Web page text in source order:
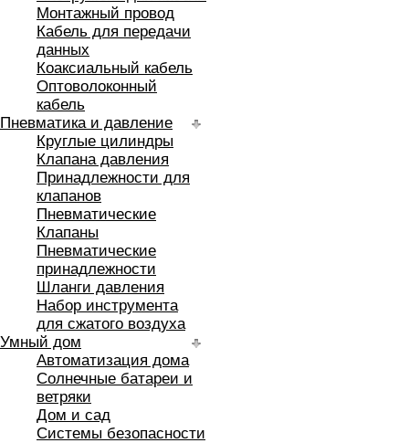
Монтажный провод
Кабель для передачи
данных
Коаксиальный кабель
Оптоволоконный
кабель
Пневматика и давление
Круглые цилиндры
Клапана давления
Принадлежности для
клапанов
Пневматические
Клапаны
Пневматические
принадлежности
Шланги давления
Набор инструмента
для сжатого воздуха
Умный дом
Автоматизация дома
Солнечные батареи и
ветряки
Дом и сад
Системы безопасности